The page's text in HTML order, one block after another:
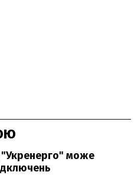
"Укренерго" може